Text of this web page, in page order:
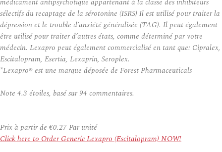
sélectifs du recaptage de la sérotonine (ISRS) Il est utilisé pour traiter la
dépression et le trouble d’anxiété généralisée (TAG). Il peut également
être utilisé pour traiter d’autres états, comme déterminé par votre
médecin. Lexapro peut également commercialisé en tant que: Cipralex,
Escitalopram, Esertia, Lexaprin, Seroplex.
*Lexapro® est une marque déposée de Forest Pharmaceuticals
Note 4.3 étoiles, basé sur 94 commentaires.
Prix à partir de €0.27Par unité
Click here to Order Generic Lexapro (Escitalopram) NOW!